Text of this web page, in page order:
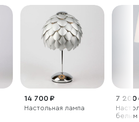
14 700 ₽
Настольная лампа
7 200